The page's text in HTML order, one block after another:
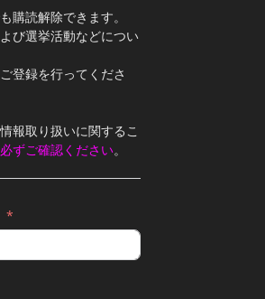
購読解除できます。
び選挙活動などについ
登録を行ってくださ
報取り扱いに関するこ
ずご確認ください。